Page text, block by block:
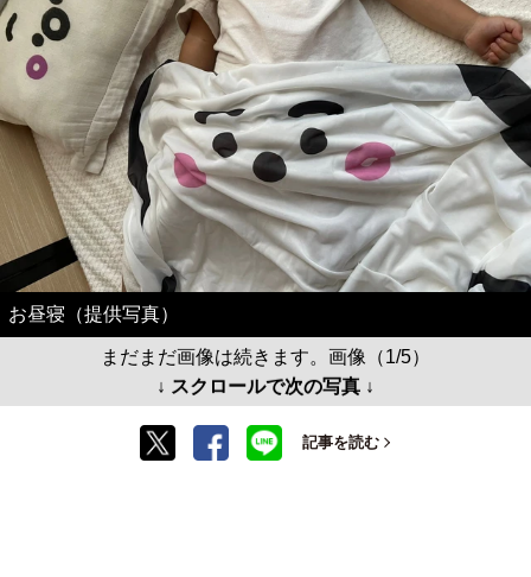
お昼寝（提供写真）
まだまだ画像は続きます。画像（1/5）
↓ スクロールで次の写真 ↓
記事を読む